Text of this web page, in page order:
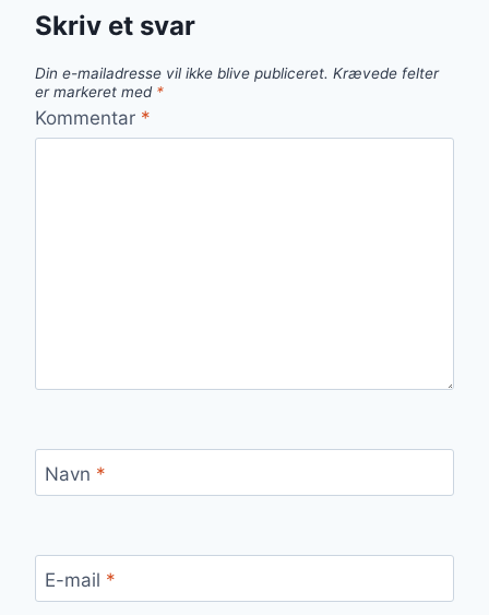
Skriv et svar
Din e-mailadresse vil ikke blive publiceret. Krævede felter
er markeret med *
Kommentar *
Navn *
E-mail *